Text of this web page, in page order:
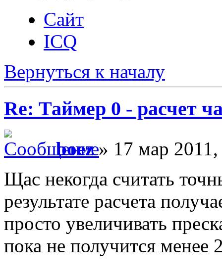
Сайт
ICQ
Вернуться к началу
Re: Таймер 0 - расчет
boez» 17 мар 2011,
Щас некогда считать
результате расчета
просто увеличивать
пока не получится менее